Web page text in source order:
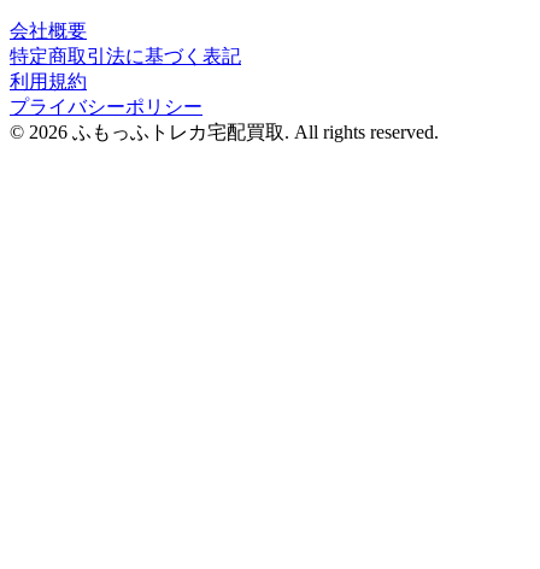
会社概要
特定商取引法に基づく表記
利用規約
プライバシーポリシー
© 2026 ふもっふトレカ宅配買取. All rights reserved.